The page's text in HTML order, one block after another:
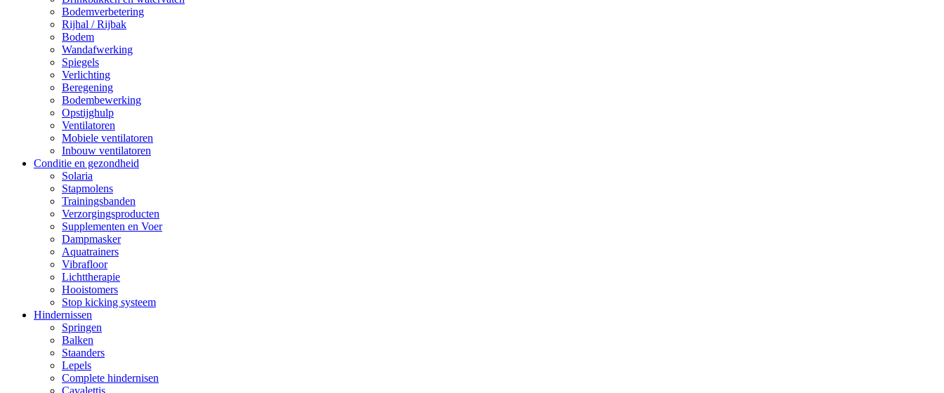
Bodemverbetering
Rijhal / Rijbak
Bodem
Wandafwerking
Spiegels
Verlichting
Beregening
Bodembewerking
Opstijghulp
Ventilatoren
Mobiele ventilatoren
Inbouw ventilatoren
Conditie en gezondheid
Solaria
Stapmolens
Trainingsbanden
Verzorgingsproducten
Supplementen en Voer
Dampmasker
Aquatrainers
Vibrafloor
Lichttherapie
Hooistomers
Stop kicking systeem
Hindernissen
Springen
Balken
Staanders
Lepels
Complete hindernisen
Cavalettis